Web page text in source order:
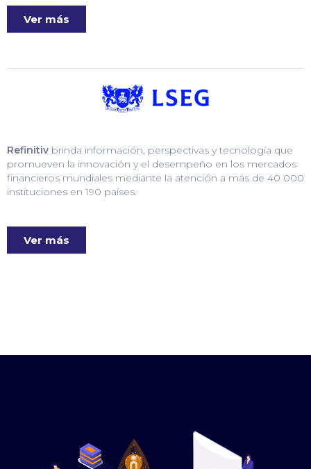
Ver más
Refinitiv brinda información, perspectivas y tecnología que
promueven la innovación y el desempeño en los mercados
financieros mundiales mediante la atención a más de 40 000
instituciones en 190 países.
Ver más